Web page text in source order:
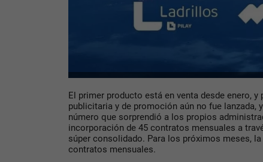
El primer producto está en venta desde enero, y
publicitaria y de promoción aún no fue lanzada,
número que sorprendió a los propios
incorporación de 45 contratos mensuales a
súper consolidado. Para los próximos meses,
contratos mensuales.